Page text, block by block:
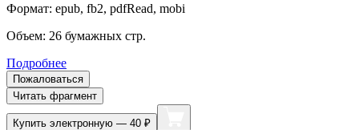
Формат: epub, fb2, pdfRead, mobi
Объем: 26 бумажных стр.
Подробнее
Пожаловаться
Читать фрагмент
Купить электронную — 40 ₽